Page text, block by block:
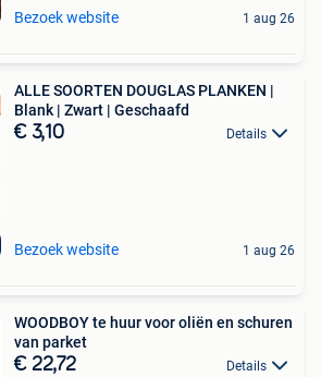
Bezoek website 1 aug 26
ALLE SOORTEN DOUGLAS PLANKEN |
Blank | Zwart | Geschaafd
€ 3,10 Details
Bezoek website 1 aug 26
WOODBOY te huur voor oliën en schuren
van parket
€ 22,72 Details